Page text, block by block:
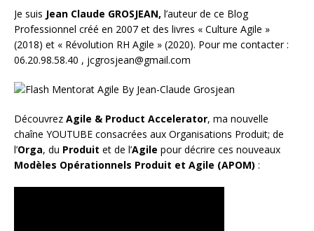
Je suis Jean Claude GROSJEAN, l’auteur de ce Blog
Professionnel créé en 2007 et des livres « Culture Agile »
(2018) et « Révolution RH Agile » (2020). Pour me contacter :
06.20.98.58.40 , jcgrosjean@gmail.com
Découvrez Agile & Product Accelerator, ma nouvelle
chaîne YOUTUBE consacrées aux Organisations Produit; de
l’Orga, du Produit et de l’Agile pour décrire ces nouveaux
Modèles Opérationnels Produit et Agile (APOM) :